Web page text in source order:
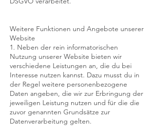
Weitere Funktionen und Angebote unserer
Website
1. Neben der rein informatorischen
Nutzung unserer Website bieten wir
verschiedene Leistungen an, die du bei
Interesse nutzen kannst. Dazu musst du in
der Regel weitere personenbezogene
Daten angeben, die wir zur Erbringung der
jeweiligen Leistung nutzen und für die die
zuvor genannten Grundsätze zur
Datenverarbeitung gelten.